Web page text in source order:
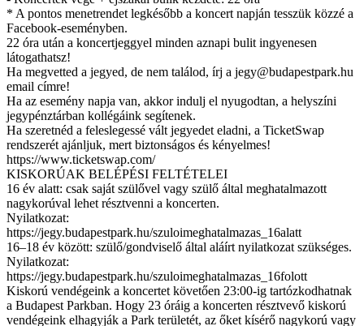
* A pontos menetrendet legkésőbb a koncert napján tesszük közzé a
Facebook-eseményben.
22 óra után a koncertjeggyel minden aznapi bulit ingyenesen
látogathatsz!
Ha megvetted a jegyed, de nem találod, írj a jegy@budapestpark.hu
email címre!
Ha az esemény napja van, akkor indulj el nyugodtan, a helyszíni
jegypénztárban kollégáink segítenek.
Ha szeretnéd a feleslegessé vált jegyedet eladni, a TicketSwap
rendszerét ajánljuk, mert biztonságos és kényelmes!
https://www.ticketswap.com/
KISKORÚAK BELÉPÉSI FELTÉTELEI
16 év alatt: csak saját szülővel vagy szülő által meghatalmazott
nagykorúval lehet résztvenni a koncerten.
Nyilatkozat:
https://jegy.budapestpark.hu/szuloimeghatalmazas_16alatt
16–18 év között: szülő/gondviselő által aláírt nyilatkozat szükséges.
Nyilatkozat:
https://jegy.budapestpark.hu/szuloimeghatalmazas_16folott
Kiskorú vendégeink a koncertet követően 23:00-ig tartózkodhatnak
a Budapest Parkban. Hogy 23 óráig a koncerten résztvevő kiskorú
vendégeink elhagyják a Park területét, az őket kísérő nagykorú vagy